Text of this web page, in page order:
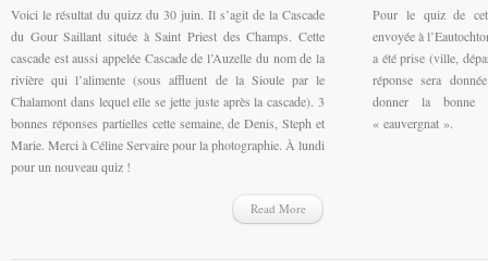
Voici le résultat du quizz du 30 juin. Il s’agit de la Cascade
du Gour Saillant située à Saint Priest des Champs. Cette
cascade est aussi appelée Cascade de l’Auzelle du nom de la
rivière qui l’alimente (sous affluent de la Sioule par le
Chalamont dans lequel elle se jette juste après la cascade). 3
bonnes réponses partielles cette semaine, de Denis, Steph et
Marie. Merci à Céline Servaire pour la photographie. À lundi
pour un nouveau quiz !
Read More
Pour le quiz de
envoyée à
a été prise (ville,
réponse sera
donner la bonne
« eauvergnat ».